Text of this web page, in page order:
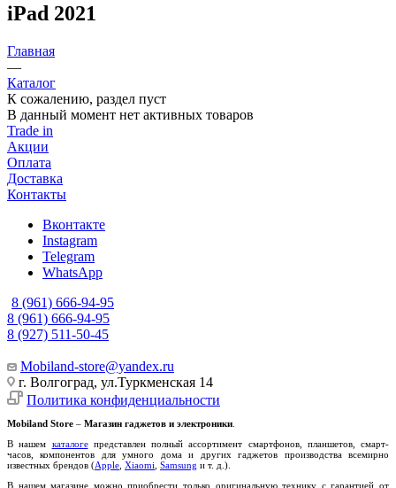
iPad 2021
Главная
—
Каталог
К сожалению, раздел пуст
В данный момент нет активных товаров
Trade in
Акции
Оплата
Доставка
Контакты
Вконтакте
Instagram
Telegram
WhatsApp
8 (961) 666-94-95
8 (961) 666-94-95
8 (927) 511-50-45
Mobiland-store@yandex.ru
г. Волгоград, ул.Туркменская 14
Политика конфиденциальности
Mobiland Store – Магазин гаджетов и электроники
В нашем каталогепредставлен полный ассортимент смартфонов, планшетов, смарт-
часов, компонентов для умного дома и других гаджетов производства всемирно
известных брендов (Apple Xiaomi Samsung и т. д.).
В нашем магазине можно приобрести только оригинальную технику с гарантией от